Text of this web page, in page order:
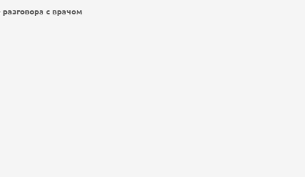
с врачом